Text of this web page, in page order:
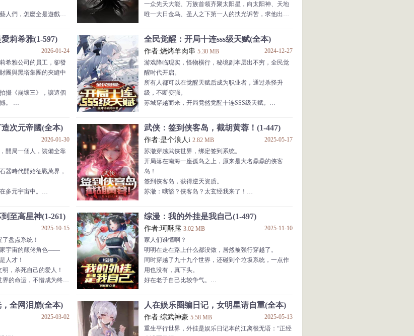
经死了！接下来登场的将是我荧傲天！
……
人們，怎麼全是遊戲裡
睡覺。
為文化霸權的帷幕。
情的同時，優秀支線也
，超絕特效讓世界觀眾
。
一众先天大能、万族首领齐聚太阳星，向太阳神、天地
唯一大日金乌、圣人之下第一人的扶光诉苦，求他出山
太阳神扶光表示——
对各方境况深切关怀、对各方遭遇深表遗憾、对此事将
持续关注、呼吁双方理性对待！
若干年后。
洪荒万族再度齐聚太阳星，直接认主太阳神扶光，并请
他登天帝至尊位，统御洪荒。
对此太阳神扶光满是懊恼的笑意：
“你们可是害苦了朕啊！”...
莉希雅(1-597)
2026-01-24
希雅公司的員工，卻發
團與黑塔集團的夾縫中
攝《崩壞三》，讓這個
。
受盡苦楚！”
奧托，為什麼要打我？還
她太不容易了。”
琪亞娜更喜歡愛莉希
全民觉醒：开局十连sss级天赋(全本)
作者:烧烤羊肉串 5.30 MB
2024-12-27
游戏降临现实，怪物横行，秘境副本层出不穷，全民觉
醒时代开启。
所有人都可以在觉醒天赋后成为职业者，通过杀怪升
级，不断变强。
苏城穿越而来，开局竟然觉醒十连SSS级天赋。
你的附魔不需要消耗任何图纸或者材料
【无限成长】：你的生命值/法力值上限将会无限成长，
每秒钟提升10点
【幸运启迪】：你所经历的一切不确定事件，都将朝着
有利于你的方向发展
【百倍增幅】：你获得的所有增益事物，都将提升百
倍。
【元素之神】，【真理射程】，【无限掠夺】，【弑神
次元帝國(全本)
2026-01-30
開局一個人，裝備全靠
器時代開始征戰萬界，
多元宇宙中。
已進入近地軌道，精靈
！
造出真正的地上天國。
邦，在廢墟之上。
武侠：签到侠客岛，截胡黄蓉！(1-447)
作者:是个浪人i 2.82 MB
2025-05-17
苏澈穿越武侠世界，绑定签到系统。
开局落在南海一座孤岛之上，原来是大名鼎鼎的侠客
岛！
签到侠客岛，获得逆天资质。
苏澈：哦豁？侠客岛？太玄经我来了！
苏澈离开南海踏足中土，这才知晓，原来自己穿越的是
射雕世界。
苏澈：射雕？这我熟啊！蓉儿我来啦！
至于郭靖，抱歉，我真不熟！
......
至高星神(1-261)
2025-10-15
盘点系统！
家宇宙的颠佬角色——
人才！
，杀死自己的爱人！
界的命运，不惜成为终焉
无数，连崩坏神也要欺
卡莲，为爱而颠佬！
江玄微微一笑——
仙舟杨帆天海，反物质
综漫：我的外挂是我自己(1-497)
作者:珂酥露 3.02 MB
2025-11-10
家人们谁懂啊？
明明在走在路上什么都没做，居然被强行穿越了。
同时穿越了九十九个世界，还碰到个垃圾系统，一点作
用也没有，真下头。
好在老子自己比较争气。
同时穿越了那么多的世界，就算都是挂件又能怎样。
就算是一条内裤，一张卫生纸都有他的用处！
捡垃圾也能发家致富！
更何况，夜路走多了，总会踩到屎！
全网泪崩(全本)
2025-03-02
人在娱乐圈编日记，女明星请自重(全本)
作者:综武神豪 5.58 MB
2025-05-13
重生平行世界，外挂是娱乐日记本的江离很无语：“正经